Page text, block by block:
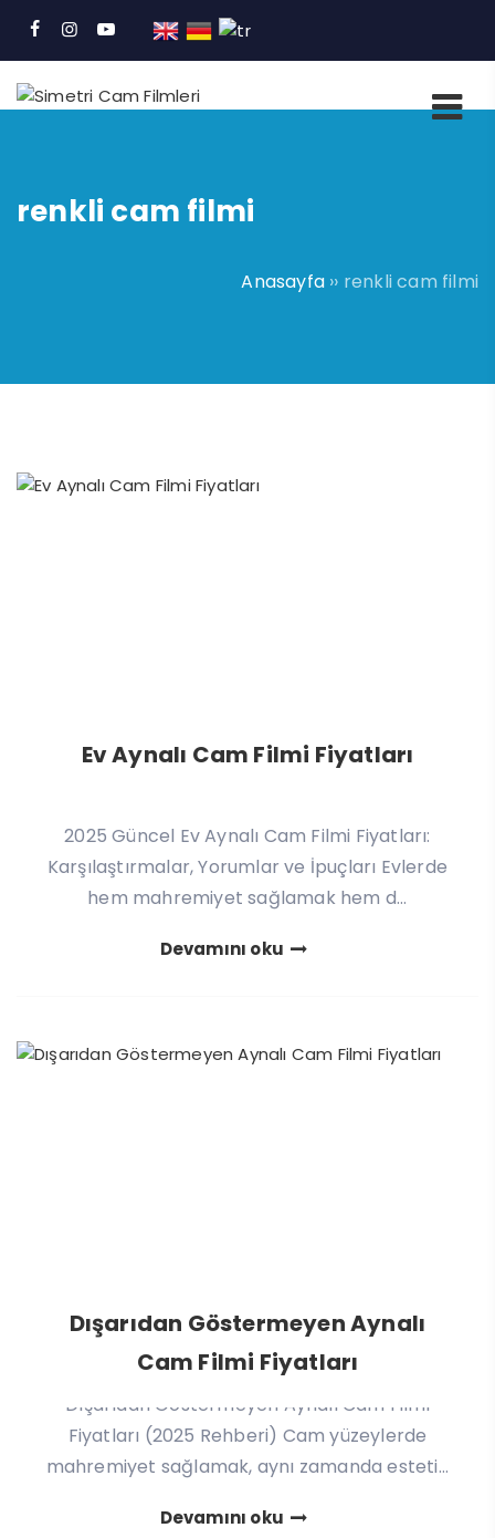
renkli cam filmi
Anasayfa ›› renkli cam filmi
Ev Aynalı Cam Filmi Fiyatları
2025 Güncel Ev Aynalı Cam Filmi Fiyatları:
Karşılaştırmalar, Yorumlar ve İpuçları Evlerde
hem mahremiyet sağlamak hem d...
Devamını oku
Dışarıdan Göstermeyen Aynalı
Cam Filmi Fiyatları
Dışarıdan Göstermeyen Aynalı Cam Filmi
Fiyatları (2025 Rehberi) Cam yüzeylerde
mahremiyet sağlamak, aynı zamanda esteti...
Devamını oku